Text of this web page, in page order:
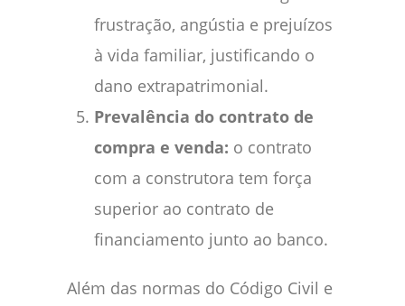
frustração, angústia e prejuízos
à vida familiar, justificando o
dano extrapatrimonial.
Prevalência do contrato de
compra e venda: o contrato
com a construtora tem força
superior ao contrato de
financiamento junto ao banco.
Além das normas do Código Civil e